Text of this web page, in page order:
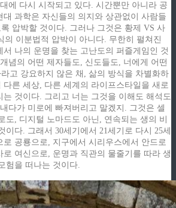
에 다시 시작되고 있다. 시간뿐만 아니라 공
대 과학은 자신들의 의지와 상관없이 사람들
압박할 것이다. 그러나 그것은 황제 VS 사
의 이분법적 압박이 아니다. 무한히 펼쳐진
나의 운명을 찾는 고난도의 퍼즐게임인 것
념의 어떤 제자들도, 신도들도, 너에게 어떤
고 강요하지 않은 채, 삶의 방식을 차별화하
다른 세상, 다른 세계의 라이프스타일을 새로
는 것이다. 그리고 너는 그것을 이해도 해석도
다가 미로에 빠져버리고 말겠지. 그것은 셀
도, 디지털 노마드도 아닌, 연속되는 생의 비
이다. 그래서 30세기에서 21세기로 다시 25세
로 공룡으로, 지구에서 시리우스에서 안드로
여신으로, 운명과 직관의 물줄기를 따라 생
험을 떠나는 것이다.